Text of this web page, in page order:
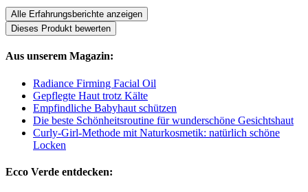
Alle Erfahrungsberichte anzeigen
Dieses Produkt bewerten
Aus unserem Magazin:
Radiance Firming Facial Oil
Gepflegte Haut trotz Kälte
Empfindliche Babyhaut schützen
Die beste Schönheitsroutine für wunderschöne Gesichtshaut
Curly-Girl-Methode mit Naturkosmetik: natürlich schöne
Locken
Ecco Verde entdecken: